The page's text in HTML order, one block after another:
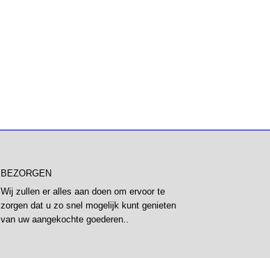
BEZORGEN
Wij zullen er alles aan doen om ervoor te
zorgen dat u zo snel mogelijk kunt genieten
van uw aangekochte goederen..